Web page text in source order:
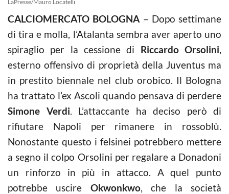
LaPresse/Mauro Locatelli
CALCIOMERCATO BOLOGNA – Dopo settimane
di tira e molla, l’Atalanta sembra aver aperto uno
spiraglio per la cessione di Riccardo Orsolini,
esterno offensivo di proprietà della Juventus ma
in prestito biennale nel club orobico. Il Bologna
ha trattato l’ex Ascoli quando pensava di perdere
Simone Verdi. L’attaccante ha deciso però di
rifiutare Napoli per rimanere in rossoblù.
Nonostante questo i felsinei potrebbero mettere
a segno il colpo Orsolini per regalare a Donadoni
un rinforzo in più in attacco. A quel punto
potrebbe uscire Okwonkwo, che la società